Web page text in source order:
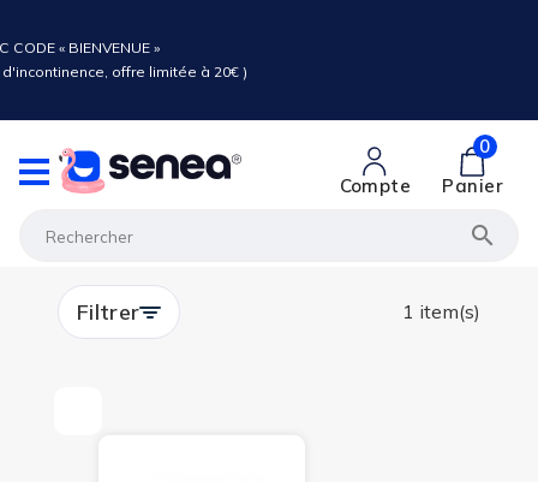
CODE « BIENVENUE »
offre limitée à 20€ )

Compte
0
Panier
Filtrer 1 item(s)